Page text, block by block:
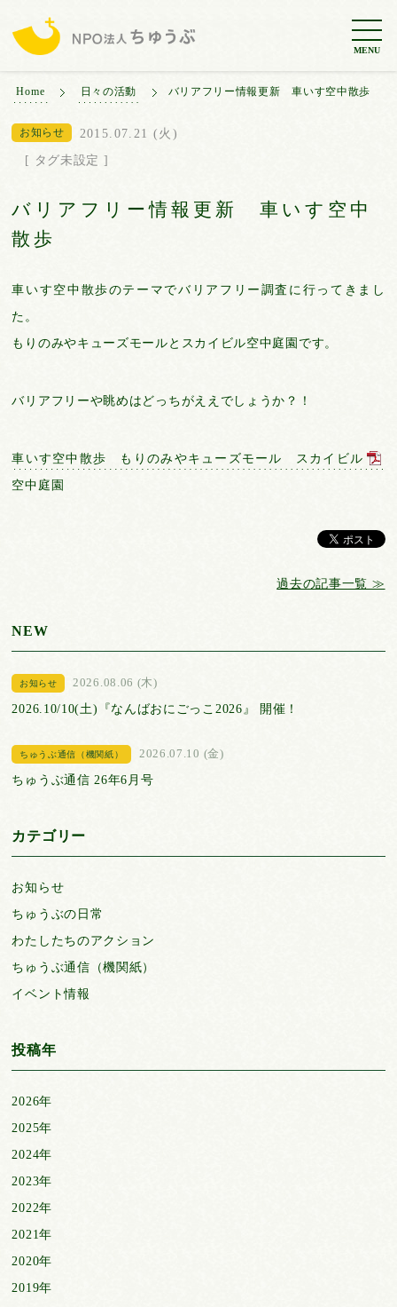
MENU
Home 日々の活動 バリアフリー情報更新 車いす空中散歩
お知らせ
2015.07.21 (火)
[ タグ未設定 ]
バリアフリー情報更新 車いす空中
散歩
車いす空中散歩のテーマでバリアフリー調査に行ってきまし
た。
もりのみやキューズモールとスカイビル空中庭園です。
バリアフリーや眺めはどっちがええでしょうか？！
車いす空中散歩 もりのみやキューズモール スカイビル
空中庭園
過去の記事一覧 ≫
NEW
お知らせ
2026.08.06 (木)
2026.10/10(土)『なんばおにごっこ2026』 開催！
ちゅうぶ通信（機関紙）
2026.07.10 (金)
ちゅうぶ通信 26年6月号
カテゴリー
お知らせ
ちゅうぶの日常
わたしたちのアクション
ちゅうぶ通信（機関紙）
イベント情報
投稿年
2026年
2025年
2024年
2023年
2022年
2021年
2020年
2019年